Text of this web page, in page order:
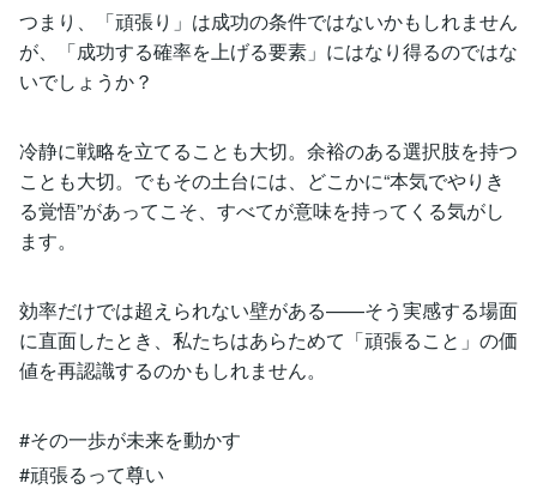
つまり、「頑張り」は成功の条件ではないかもしれません
が、「成功する確率を上げる要素」にはなり得るのではな
いでしょうか？
冷静に戦略を立てることも大切。余裕のある選択肢を持つ
ことも大切。でもその土台には、どこかに“本気でやりき
る覚悟”があってこそ、すべてが意味を持ってくる気がし
ます。
効率だけでは超えられない壁がある——そう実感する場面
に直面したとき、私たちはあらためて「頑張ること」の価
値を再認識するのかもしれません。
#その一歩が未来を動かす
#頑張るって尊い